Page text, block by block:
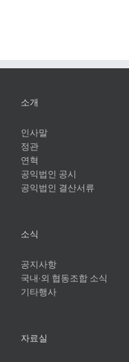
소개
인사말
정관
연혁
공익법인 공시
공익법인 결산서류
소식
공지사항
국내·외 협동조합 소식
기타행사
자료실